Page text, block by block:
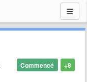
+8
Commencé